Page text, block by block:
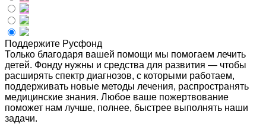
Поддержите Русфонд
Только благодаря вашей помощи мы помогаем лечить
детей. Фонду нужны и средства для развития — чтобы
расширять спектр диагнозов, с которыми работаем,
поддерживать новые методы лечения, распространять
медицинские знания. Любое ваше пожертвование
поможет нам лучше, полнее, быстрее выполнять наши
задачи.